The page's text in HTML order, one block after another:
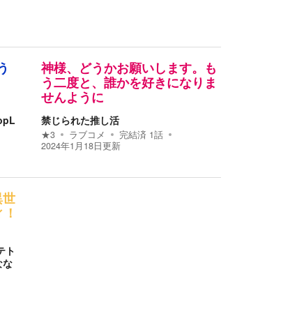
神様、どうかお願いします。も
う二度と、誰かを好きになりま
せんように
禁じられた推し活
★3 ラブコメ 完結済 1話
2024年1月18日更新
世
ト
な